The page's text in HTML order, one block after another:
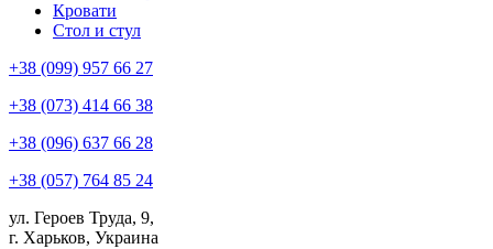
Кровати
Стол и стул
+38 (099) 957 66 27
+38 (073) 414 66 38
+38 (096) 637 66 28
+38 (057) 764 85 24
ул. Героев Труда, 9,
г. Харьков, Украина